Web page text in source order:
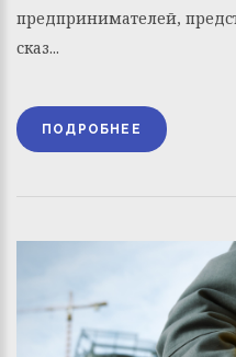
предпринимателей,
сказ...